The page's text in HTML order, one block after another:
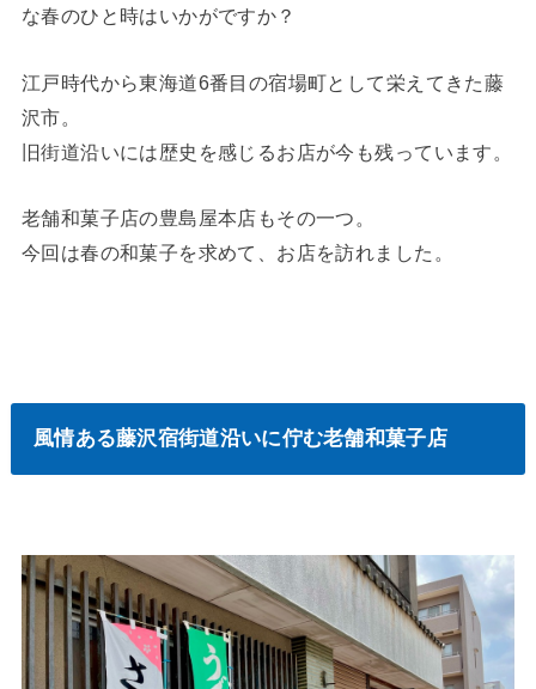
な春のひと時はいかがですか？
江戸時代から東海道6番目の宿場町として栄えてきた藤
沢市。
旧街道沿いには歴史を感じるお店が今も残っています。
老舗和菓子店の豊島屋本店もその一つ。
今回は春の和菓子を求めて、お店を訪れました。
風情ある藤沢宿街道沿いに佇む老舗和菓子店